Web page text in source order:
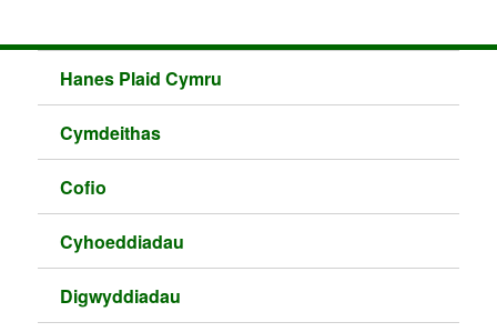
Hanes Plaid Cymru
Cymdeithas
Cofio
Cyhoeddiadau
Digwyddiadau